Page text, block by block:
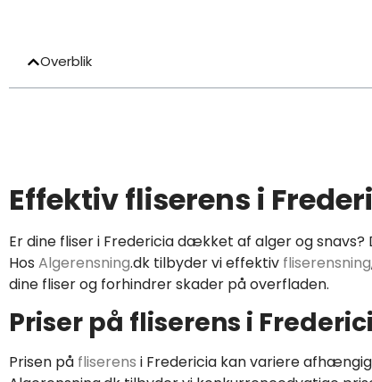
Overblik
Effektiv fliserens i
Er dine fliser i Fredericia dækket af alger og
Hos Algerensning.dk tilbyder vi effektiv fliserensning
dine fliser og forhindrer skader på overfladen.
Priser på fliserens i
Prisen på fliserens i Fredericia kan variere